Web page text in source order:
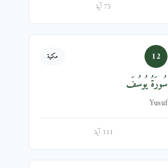
75 آية
12 مكية
سُورَةُ يُوسُفَ
Yusuf
111 آية